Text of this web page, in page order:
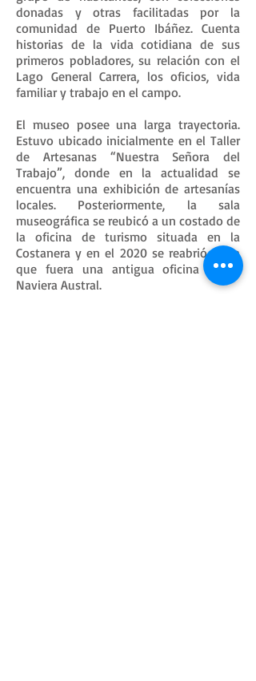
donadas y otras facilitadas por la
comunidad de Puerto Ibáñez. Cuenta
historias de la vida cotidiana de sus
primeros pobladores, su relación con el
Lago General Carrera, los oficios, vida
familiar y trabajo en el campo.
El museo posee una larga trayectoria.
Estuvo ubicado inicialmente en el Taller
de Artesanas “Nuestra Señora del
Trabajo”, donde en la actualidad se
encuentra una exhibición de artesanías
locales. Posteriormente, la sala
museográfica se reubicó a un costado de
la oficina de turismo situada en la
Costanera y en el 2020 se reabrió en la
que fuera una antigua oficina de la
Naviera Austral.